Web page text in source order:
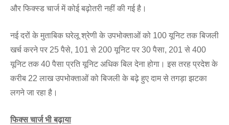
और फिक्स्ड चार्ज में कोई बढ़ोतरी नहीं की गई है।
नई दरों के मुताबिक घरेलू श्रेणी के उपभोक्ताओं को 100 यूनिट तक बिजली
खर्च करने पर 25 पैसे, 101 से 200 यूनिट पर 30 पैसा, 201 से 400
यूनिट तक 40 पैसा प्रति यूनिट अधिक बिल देना होगा। इस तरह प्रदेश के
करीब 22 लाख उपभोक्ताओं को बिजली के बढ़े हुए दाम से तगड़ा झटका
लगने जा रहा है।
फिक्स चार्ज भी बढ़ाया